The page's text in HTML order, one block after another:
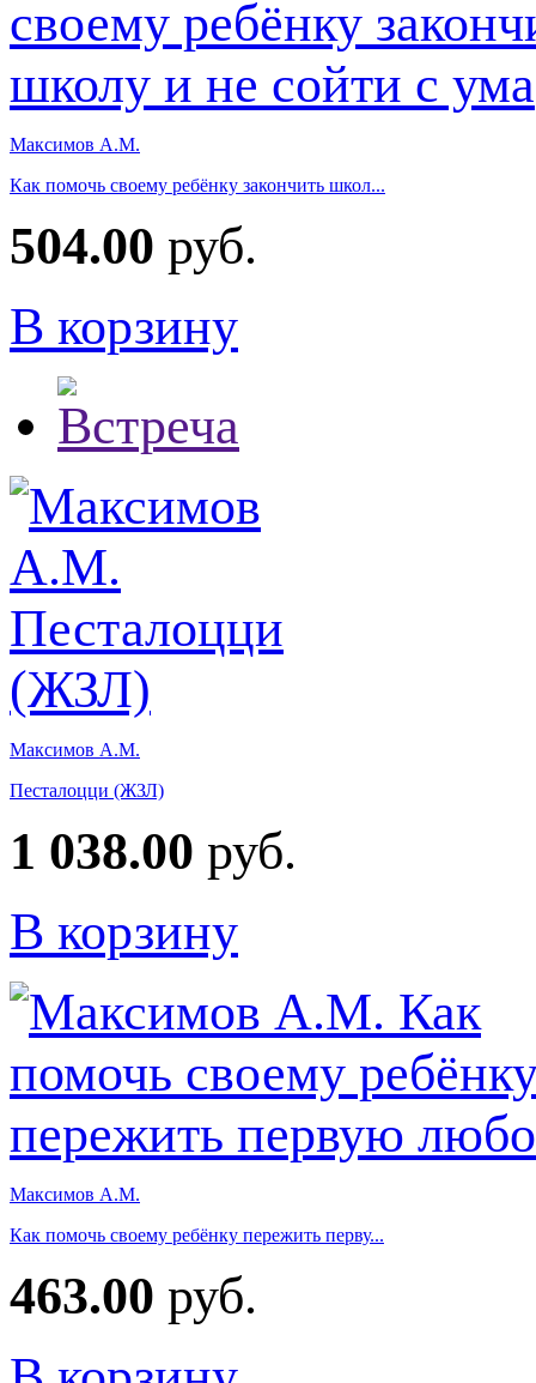
Максимов А.М.
Как помочь своему ребёнку закончить школ...
504.00 руб.
В корзину
Максимов А.М.
Песталоцци (ЖЗЛ)
1 038.00 руб.
В корзину
Максимов А.М.
Как помочь своему ребёнку пережить перву...
463.00 руб.